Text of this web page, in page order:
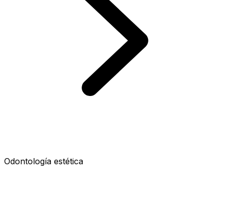
Odontología estética